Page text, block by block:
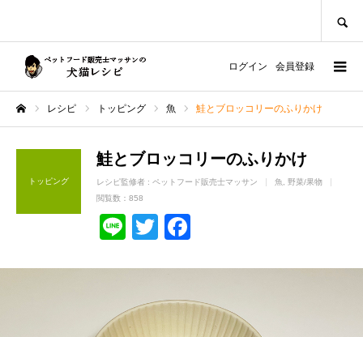
ログイン 会員登録
レシピ トッピング 魚 鮭とブロッコリーのふりかけ
トッピング
鮭とブロッコリーのふりかけ
レシピ監修者 : ペットフード販売士マッサン 魚
野菜/果物
閲覧数：858
LineTwitter